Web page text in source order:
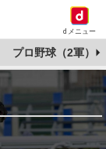
dメニュー
プロ野球（2軍）